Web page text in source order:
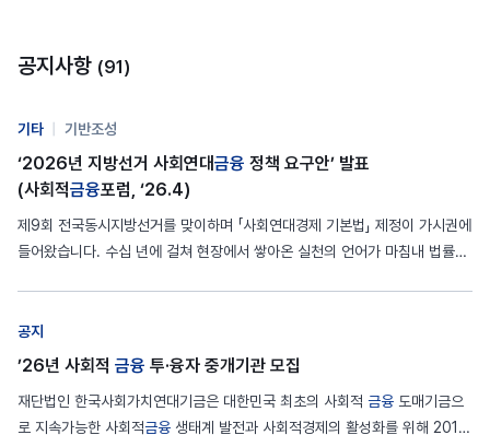
공지사항 (91)
기타 기반조성
‘2026년 지방선거 사회연대금융 정책 요구안’ 발표
(사회적금융포럼, ‘26.4)
제9회 전국동시지방선거를 맞이하며 「사회연대경제 기본법」 제정이 가시권에
들어왔습니다. 수십 년에 걸쳐 현장에서 쌓아온 실천의 언어가 마침내 법률의
는 힘이 되려면, 지방정부의 의지와 역량이 뒷받침되어야 합니다. 2026년…
공지
’26년 사회적 금융 투·융자 중개기관 모집
재단법인 한국사회가치연대기금은 대한민국 최초의 사회적 금융 도매기금으
로 지속가능한 사회적금융 생태계 발전과 사회적경제의 활성화를 위해 2019